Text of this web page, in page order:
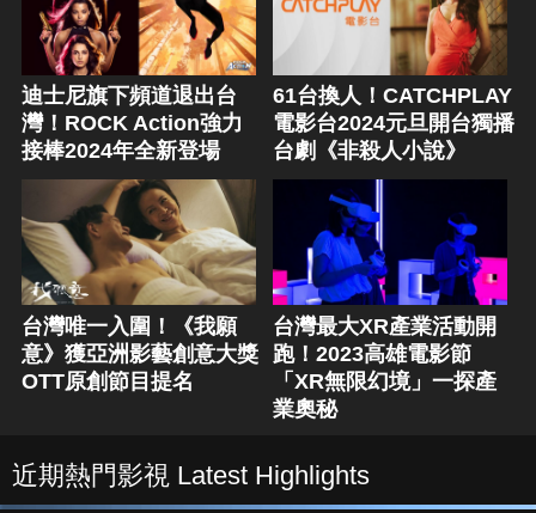
迪士尼旗下頻道退出台
灣！ROCK Action強力
接棒2024年全新登場
61台換人！CATCHPLAY
電影台2024元旦開台獨播
台劇《非殺人小說》
台灣唯一入圍！《我願
意》獲亞洲影藝創意大獎
OTT原創節目提名
台灣最大XR產業活動開
跑！2023高雄電影節
「XR無限幻境」一探產
業奧秘
近期熱門影視 Latest Highlights